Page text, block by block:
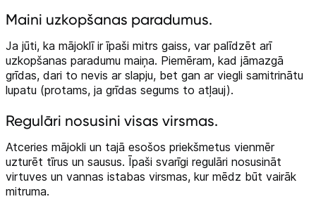
Maini uzkopšanas paradumus.
Ja jūti, ka mājoklī ir īpaši mitrs gaiss, var palīdzēt arī
uzkopšanas paradumu maiņa. Piemēram, kad jāmazgā
grīdas, dari to nevis ar slapju, bet gan ar viegli samitrinātu
lupatu (protams, ja grīdas segums to atļauj).
Regulāri nosusini visas virsmas.
Atceries mājokli un tajā esošos priekšmetus vienmēr
uzturēt tīrus un sausus. Īpaši svarīgi regulāri nosusināt
virtuves un vannas istabas virsmas, kur mēdz būt vairāk
mitruma.